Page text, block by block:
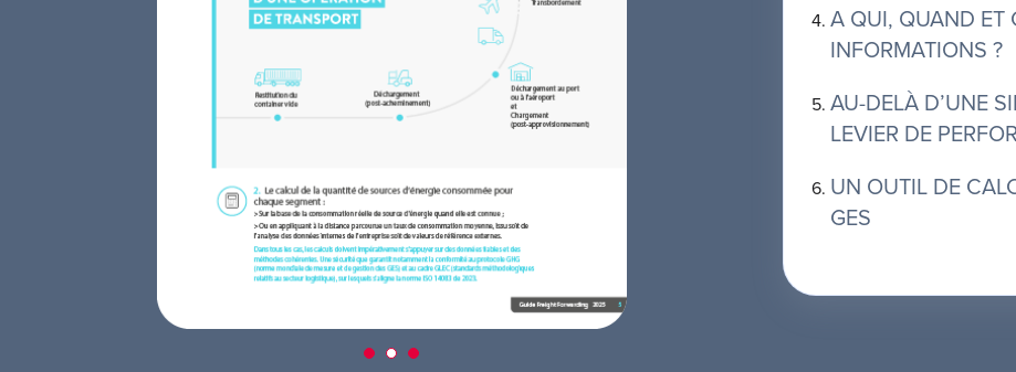
A QUI, QUAND ET
INFORMATIONS ?
AU-DELÀ D’UNE
LEVIER DE
UN OUTIL DE
GES